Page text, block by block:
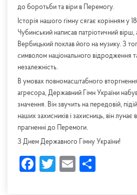
до боротьби та віри в Перемогу.
Історія нашого гімну сягає корінням у
Чубинський написав патріотичний
Вербицький поклав його на музику. З
символом національного відродження
незалежність.
В умовах повномасштабного
агресора, Державний Гімн України
значення. Він звучить на передовій,
наших захисників і захисниць, він
прагненні до Перемоги.
З Днем Державного Гімну України!
Facebook
Twitter
Email